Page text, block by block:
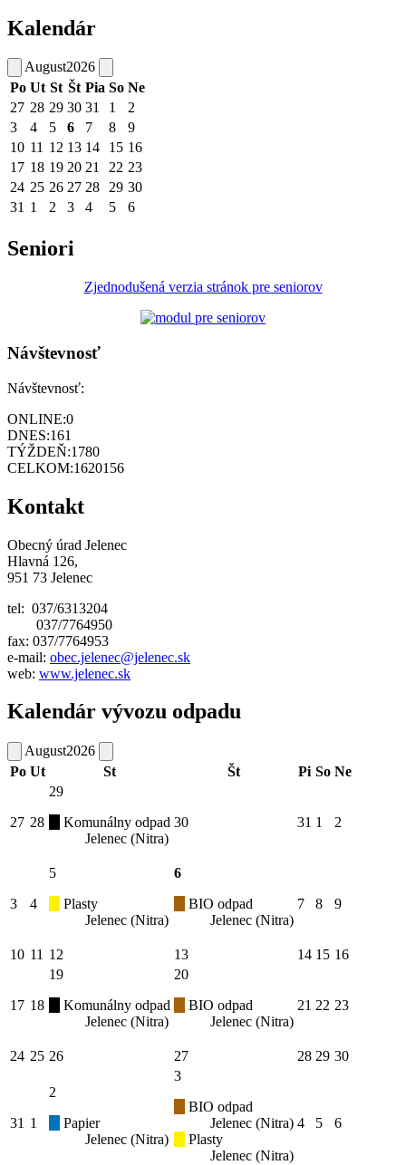
Kalendár
August2026
Po Ut St Št Pia So Ne
27 28 29 30 31 1
2
3
4 5 6 7 8
9
10 11 12 13 14 15 16
17 18 19 20 21 22 23
24 25 26 27 28 29 30
31 1 2 3 4 5 6
Seniori
Zjednodušená verzia stránok pre seniorov
Návštevnosť
Návštevnosť:
ONLINE:0
DNES:161
TÝŽDEŇ:1780
CELKOM:1620156
Kontakt
Obecný úrad Jelenec
Hlavná 126,
951 73 Jelenec
tel: 037/6313204
037/7764950
fax: 037/7764953
e-mail: obec.jelenec@jelenec.sk
web: www.jelenec.sk
Kalendár vývozu odpadu
August2026
Po Ut St Št Pi So Ne
27 28
29
Komunálny odpad
Jelenec (Nitra)
30 31 1 2
3 4
5
Plasty
Jelenec (Nitra)
6
BIO odpad
Jelenec (Nitra)
7 8 9
10 11 12 13 14 15 16
17 18
19
Komunálny odpad
Jelenec (Nitra)
20
BIO odpad
Jelenec (Nitra)
21 22 23
24 25 26 27 28 29 30
31 1
2
Papier
Jelenec (Nitra)
3
BIO odpad
Jelenec (Nitra)
Plasty
Jelenec (Nitra)
4 5 6